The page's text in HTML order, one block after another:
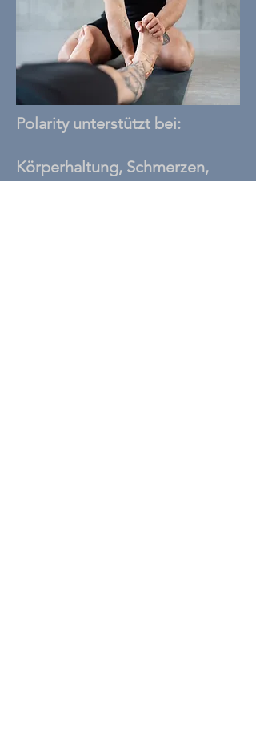
Polarity unterstützt bei:
Körperhaltung, Schmerzen,